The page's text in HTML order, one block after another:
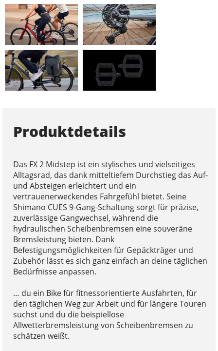
Produktdetails
Das FX 2 Midstep ist ein stylisches und vielseitiges
Alltagsrad, das dank mitteltiefem Durchstieg das Auf-
und Absteigen erleichtert und ein
vertrauenerweckendes Fahrgefühl bietet. Seine
Shimano CUES 9-Gang-Schaltung sorgt für präzise,
zuverlässige Gangwechsel, während die
hydraulischen Scheibenbremsen eine souveräne
Bremsleistung bieten. Dank
Befestigungsmöglichkeiten für Gepäckträger und
Zubehör lässt es sich ganz einfach an deine täglichen
Bedürfnisse anpassen.
… du ein Bike für fitnessorientierte Ausfahrten, für
den täglichen Weg zur Arbeit und für längere Touren
suchst und du die beispiellose
Allwetterbremsleistung von Scheibenbremsen zu
schätzen weißt.